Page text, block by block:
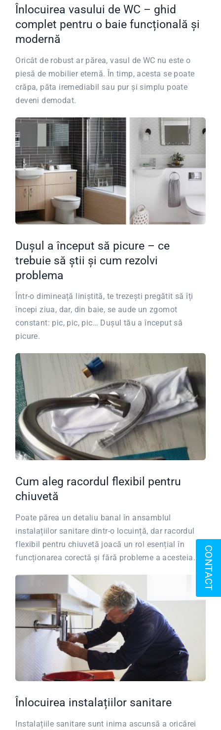
Înlocuirea vasului de WC – ghid
complet pentru o baie funcțională și
modernă
Oricât de robust ar părea, vasul de WC nu este o
piesă de mobilier eternă. În timp, acesta se poate
crăpa, păta iremediabil sau pur și simplu poate
deveni demodat.
Dușul a început să picure – ce
trebuie să știi și cum rezolvi
problema
Într-o dimineață liniștită, te trezești pregătit să îți
începi ziua, dar, din baie, se aude un zgomot
constant: pic, pic, pic… Dușul tău a început să
picure.
Cum aleg racordul flexibil pentru
chiuvetă
Poate părea un detaliu banal în ansamblul
instalațiilor sanitare dintr-o locuință, dar racordul
flexibil pentru chiuvetă joacă un rol esențial în
funcționarea corectă și fără probleme a acesteia.
Înlocuirea instalațiilor sanitare
Instalațiile sanitare sunt inima ascunsă a oricărei
CONTACT